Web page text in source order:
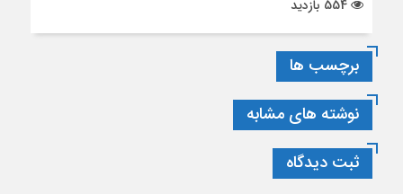
برچسب ها
نوشته های مشابه
ثبت دیدگاه